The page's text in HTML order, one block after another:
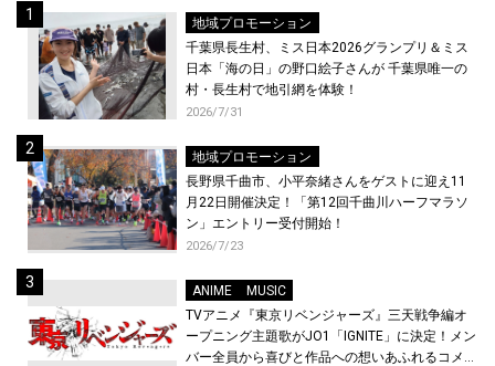
地域プロモーション
千葉県長生村、ミス日本2026グランプリ＆ミス
日本「海の日」の野口絵子さんが 千葉県唯一の
村・長生村で地引網を体験！
2026/7/31
地域プロモーション
長野県千曲市、小平奈緒さんをゲストに迎え11
月22日開催決定！「第12回千曲川ハーフマラソ
ン」エントリー受付開始！
2026/7/23
ANIME
MUSIC
TVアニメ『東京リベンジャーズ』三天戦争編オ
ープニング主題歌がJO1「IGNITE」に決定！メン
バー全員から喜びと作品への想いあふれるコメン